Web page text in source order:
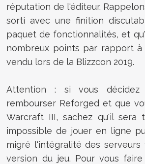
réputation de l'éditeur.
sorti avec une finition
paquet de fonctionnalités, et
nombreux points par rapport
vendu lors de la Blizzcon 2019.
Attention : si vous
rembourser Reforged et que
Warcraft III, sachez qu'il sera
impossible de jouer en ligne
migré l'intégralité des serveurs
version du jeu. Pour vous